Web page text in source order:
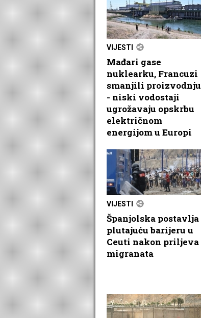
VIJESTI
Mađari gase
nuklearku, Francuzi
smanjili proizvodnju
- niski vodostaji
ugrožavaju opskrbu
električnom
energijom u Europi
VIJESTI
Španjolska postavlja
plutajuću barijeru u
Ceuti nakon priljeva
migranata